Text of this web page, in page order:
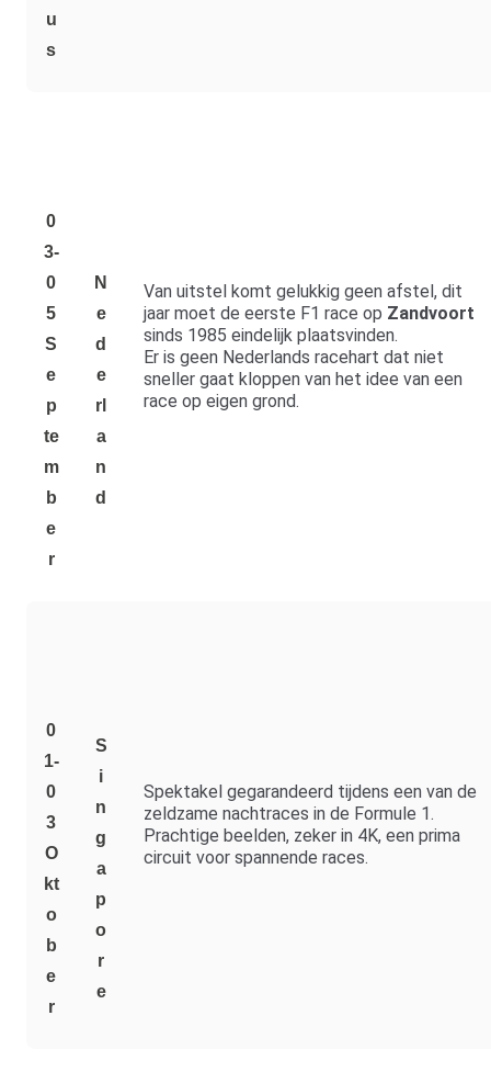
U
S
0
3-
0
5
S
E
P
Te
M
B
E
R
N
e
d
e
rl
a
n
d
Van uitstel komt gelukkig geen afstel, dit
jaar moet de eerste F1 race op Zandvoort
sinds 1985 eindelijk plaatsvinden.
Er is geen Nederlands racehart dat niet
sneller gaat kloppen van het idee van een
race op eigen grond.
0
1-
0
3
O
Kt
O
B
E
R
S
i
n
g
a
p
o
r
e
Spektakel gegarandeerd tijdens een van de
zeldzame nachtraces in de Formule 1.
Prachtige beelden, zeker in 4K, een prima
circuit voor spannende races.